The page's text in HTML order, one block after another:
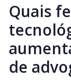
Quais
de